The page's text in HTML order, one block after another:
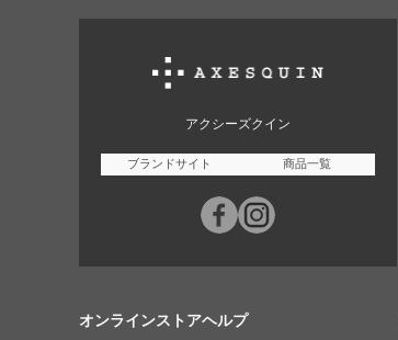
アクシーズクイン
ブランドサイト 商品一覧
オンラインストアヘルプ